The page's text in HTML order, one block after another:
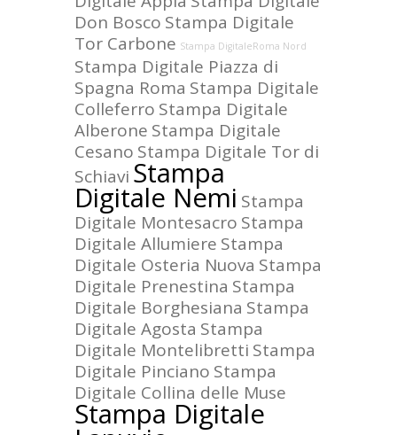
Don Bosco Stampa Digitale
Tor Carbone Stampa DigitaleRoma Nord
Stampa Digitale Piazza di
Spagna Roma Stampa Digitale
Colleferro Stampa Digitale
Alberone Stampa Digitale
Cesano Stampa Digitale Tor di
Schiavi Stampa
Digitale Nemi Stampa
Digitale Montesacro Stampa
Digitale Allumiere Stampa
Digitale Osteria Nuova Stampa
Digitale Prenestina Stampa
Digitale Borghesiana Stampa
Digitale Agosta Stampa
Digitale Montelibretti Stampa
Digitale Pinciano Stampa
Digitale Collina delle Muse
Stampa Digitale